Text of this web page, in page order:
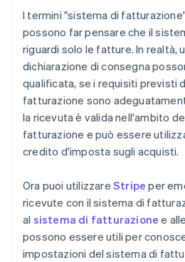
I termini "sistema di
possono far pensare che il
riguardi solo le fatture. In realtà,
dichiarazione di consegna
qualificata, se i requisiti previsti
fatturazione sono
la ricevuta è valida nell'ambito
fatturazione e può essere
credito d'imposta sugli acquisti.
Ora puoi utilizzare Stripe per
ricevute con il sistema di
al sistema di fatturazione e alle
possono essere utili per
impostazioni del sistema di